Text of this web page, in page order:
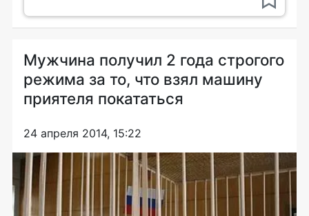
Мужчина получил 2 года строгого
режима за то, что взял машину
приятеля покататься
24 апреля 2014, 15:22